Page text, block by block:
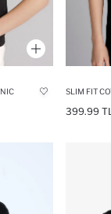
399.99 TL